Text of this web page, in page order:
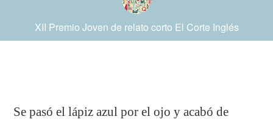
XII Premio Joven de relato corto El Corte Inglés
Se pasó el lápiz azul por el ojo y acabó de